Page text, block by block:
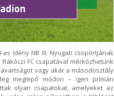
idény NB III. Nyugati csoportjának
FC csapatával mérkőzhetünk
vagy akár a másodosztály
meglepő módon – igen prímán
olyan csapatokat, amelyeket az